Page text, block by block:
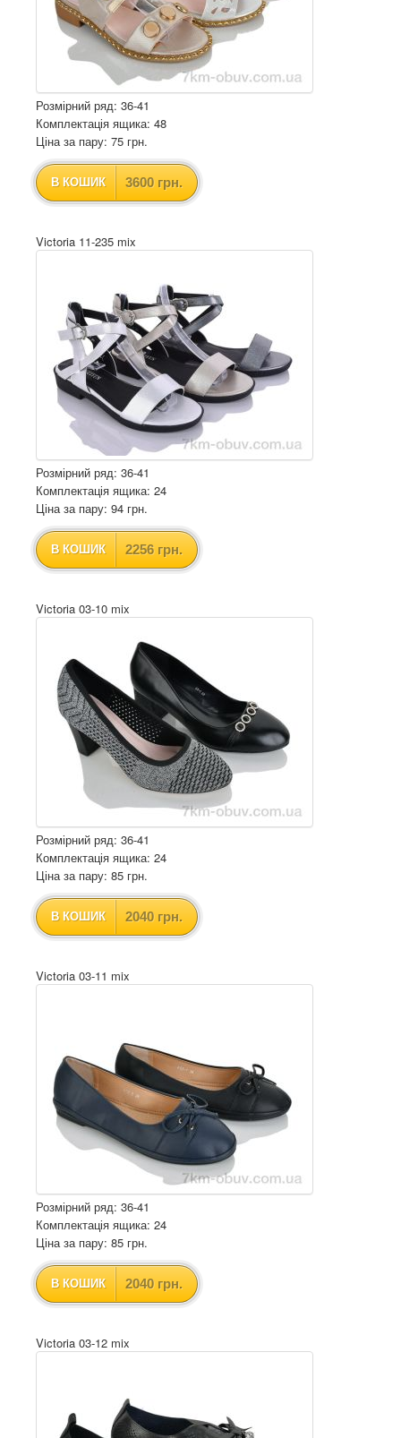
Розмірний ряд: 36-41
Комплектація ящика: 48
Ціна за пару: 75 грн.
В КОШИК 3600 грн.
Victoria 11-235 mix
Розмірний ряд: 36-41
Комплектація ящика: 24
Ціна за пару: 94 грн.
В КОШИК 2256 грн.
Victoria 03-10 mix
Розмірний ряд: 36-41
Комплектація ящика: 24
Ціна за пару: 85 грн.
В КОШИК 2040 грн.
Victoria 03-11 mix
Розмірний ряд: 36-41
Комплектація ящика: 24
Ціна за пару: 85 грн.
В КОШИК 2040 грн.
Victoria 03-12 mix